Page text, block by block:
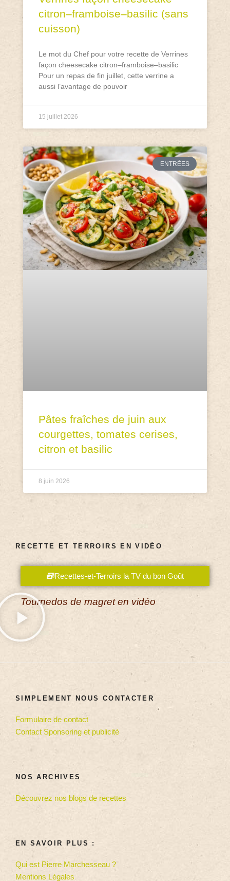
citron–framboise–basilic (sans
cuisson)
Le mot du Chef pour votre recette de Verrines
façon cheesecake citron–framboise–basilic
Pour un repas de fin juillet, cette verrine a
aussi l’avantage de pouvoir
15 juillet 2026
ENTRÉES
Pâtes fraîches de juin aux
courgettes, tomates cerises,
citron et basilic
8 juin 2026
RECETTE ET TERROIRS EN VIDÉO
Recettes-et-Terroirs la TV du bon Goût
Tournedos de magret en vidéo
SIMPLEMENT NOUS CONTACTER
Formulaire de contact
Contact Sponsoring et publicité
NOS ARCHIVES
Découvrez nos blogs de recettes
EN SAVOIR PLUS :
Qui est Pierre Marchesseau ?
Mentions Légales